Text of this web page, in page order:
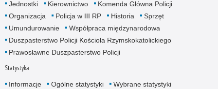
Jednostki Kierownictwo
Komenda Główna Policji
Organizacja
Policja w III RP Historia
Sprzęt
Umundurowanie
Współpraca międzynarodowa
Duszpasterstwo Policji Kościoła Rzymskokatolickiego
Prawosławne Duszpasterstwo Policji
Statystyka
Informacje Ogólne statystyki
Wybrane statystyki